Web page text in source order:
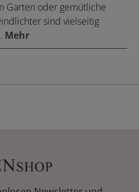
Garten oder gemütliche
sind vielseitig
Mehr